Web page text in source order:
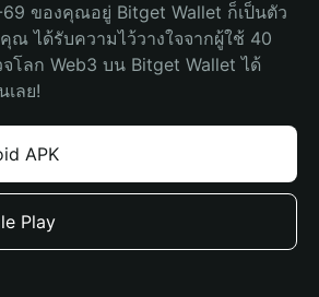
69 ของคุณอยู่ Bitget Wallet ก็เป็นตัว
ณ ได้รับความไว้วางใจจากผู้ใช้ 40
ลก Web3 บน Bitget Wallet ได้
เลย!
APK
Play